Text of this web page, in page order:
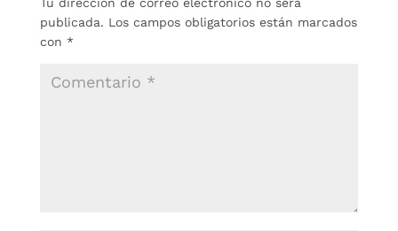
publicada. Los campos obligatorios están marcados
con *